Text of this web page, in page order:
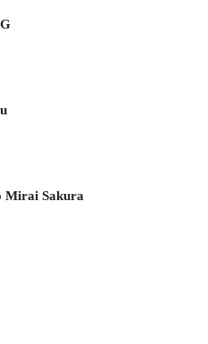
Mirai Sakura